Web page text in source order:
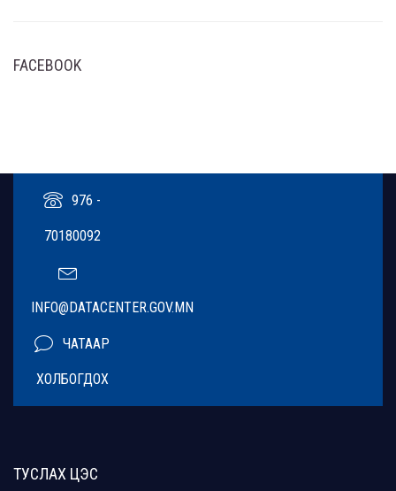
FACEBOOK
976 -
70180092
INFO@DATACENTER.GOV.MN
ЧАТААР
ХОЛБОГДОХ
ТУСЛАХ ЦЭС